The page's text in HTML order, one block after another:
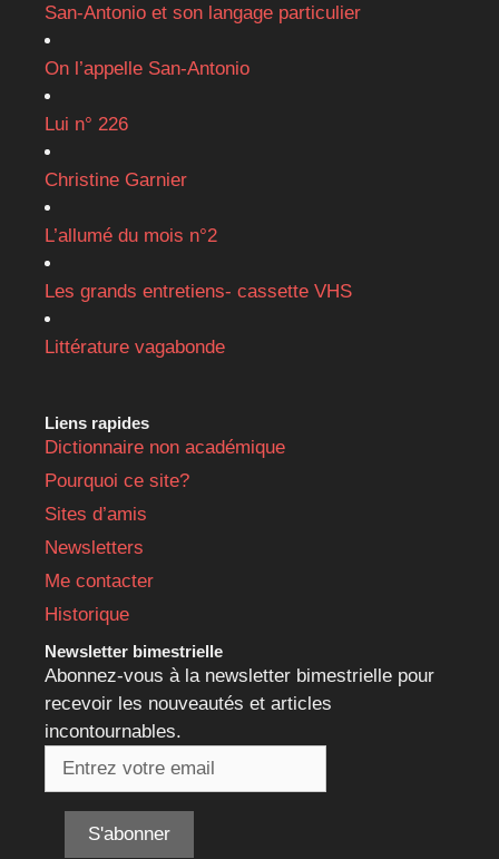
San-Antonio et son langage particulier
On l’appelle San-Antonio
Lui n° 226
Christine Garnier
L’allumé du mois n°2
Les grands entretiens- cassette VHS
Littérature vagabonde
Liens rapides
Dictionnaire non académique
Pourquoi ce site?
Sites d’amis
Newsletters
Me contacter
Historique
Newsletter bimestrielle
Abonnez-vous à la newsletter bimestrielle pour
recevoir les nouveautés et articles
incontournables.